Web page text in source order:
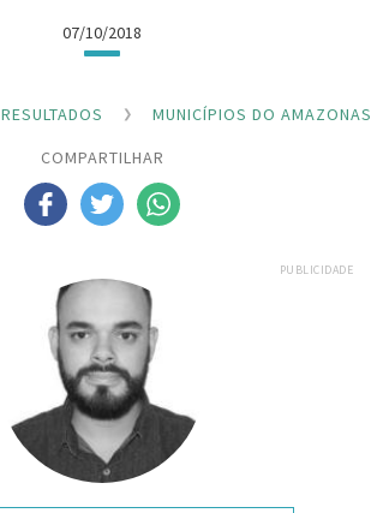
07/10/2018
RESULTADOS
MUNICÍPIOS DO AMAZONAS
COMPARTILHAR
PUBLICIDADE